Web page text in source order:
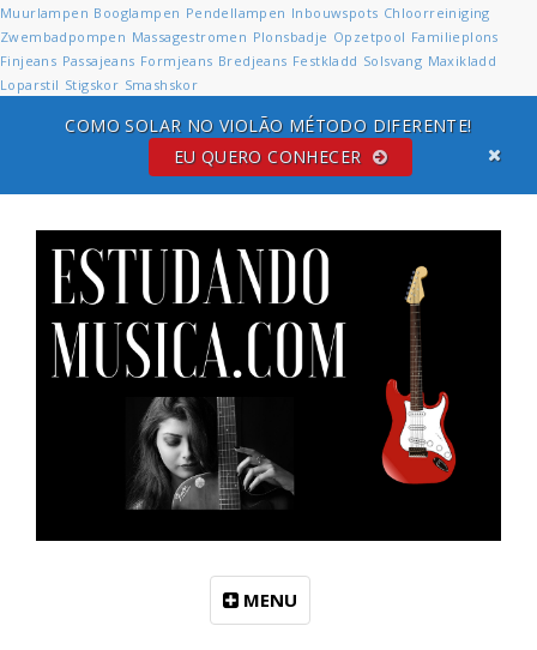
Muurlampen Booglampen Pendellampen Inbouwspots Chloorreiniging
Zwembadpompen Massagestromen Plonsbadje Opzetpool Familieplons
Finjeans Passajeans Formjeans Bredjeans Festkladd Solsvang Maxikladd
Loparstil Stigskor Smashskor
EU QUERO CONHECER
MENU